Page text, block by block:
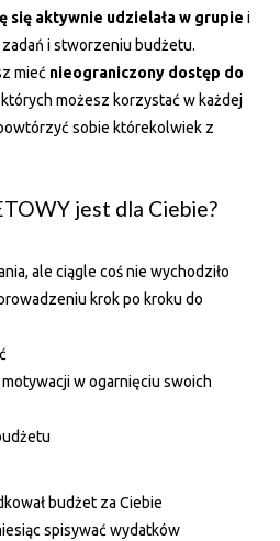
się aktywnie udzielała w grupie i
zadań i stworzeniu budżetu.
mieć nieograniczony dostęp do
których możesz korzystać w każdej
sobie którekolwiek z
jest dla Ciebie?
ale ciągle coś nie wychodziło
krok po kroku do
w ogarnięciu swoich
budżet za Ciebie
spisywać wydatków